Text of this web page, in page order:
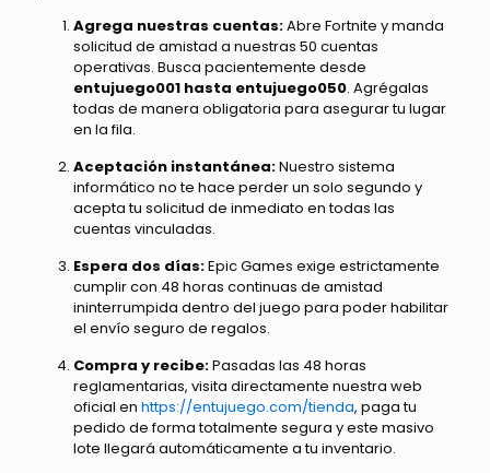
Agrega nuestras cuentas:Abre Fortnite y manda
solicitud de amistad a nuestras 50 cuentas
operativas. Busca pacientemente desde
entujuego001 hasta entujuego050. Agrégalas
todas de manera obligatoria para asegurar tu lugar
en la fila.
Aceptación instantánea:Nuestro sistema
informático no te hace perder un solo segundo y
acepta tu solicitud de inmediato en todas las
cuentas vinculadas.
Espera dos días:Epic Games exige estrictamente
cumplir con 48 horas continuas de amistad
ininterrumpida dentro del juego para poder habilitar
el envío seguro de regalos.
Compra y recibe:Pasadas las 48 horas
reglamentarias, visita directamente nuestra web
oficial en https://entujuego.com/tienda, paga tu
pedido de forma totalmente segura y este masivo
lote llegará automáticamente a tu inventario.